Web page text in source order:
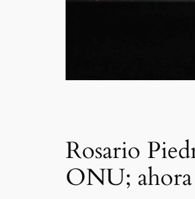
Rosario
ONU;